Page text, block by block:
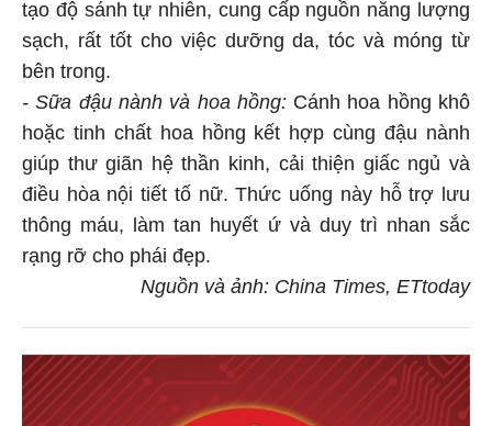
tạo độ sánh tự nhiên, cung cấp nguồn năng lượng
sạch, rất tốt cho việc dưỡng da, tóc và móng từ
bên trong.
- Sữa đậu nành và hoa hồng:Cánh hoa hồng khô
hoặc tinh chất hoa hồng kết hợp cùng đậu nành
giúp thư giãn hệ thần kinh, cải thiện giấc ngủ và
điều hòa nội tiết tố nữ. Thức uống này hỗ trợ lưu
thông máu, làm tan huyết ứ và duy trì nhan sắc
rạng rỡ cho phái đẹp.
Nguồn và ảnh: China Times, ETtoday